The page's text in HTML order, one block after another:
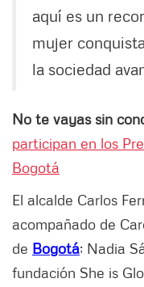
aquí es un
mujer
la sociedad
No te vayas sin
participan en los
Bogotá
El alcalde Carlos
acompañado de
de Bogotá; Nadia
fundación She is